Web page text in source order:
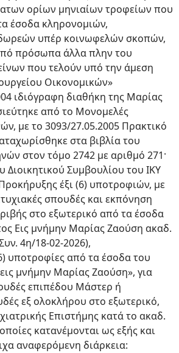
ορίων μηνιαίων τροφείων που
έσοδα κληρονομιών,
υπέρ κοινωφελών σκοπών,
πρόσωπα άλλα πλην του
που τελούν υπό την άμεση
Οικονομικών»
ιδιόγραφη διαθήκη της Μαρίας
από το Μονομελές
με το 3093/27.05.2005 Πρακτικό
στα βιβλία του
στον τόμο 2742 με αριθμό 271·
Συμβουλίου του ΙΚΥ
έξι (6) υποτροφιών, με
σπουδές και εκπόνηση
στο εξωτερικό από τα έσοδα
Εις μνήμην Μαρίας Ζαούση ακαδ.
4η/18-02-2026),
υποτροφίες από τα έσοδα του
μνήμην Μαρίας Ζαούση», για
επιπέδου Μάστερ ή
εξ ολοκλήρου στο εξωτερικό,
Επιστήμης κατά το ακαδ.
κατανέμονται ως εξής και
αναφερόμενη διάρκεια: